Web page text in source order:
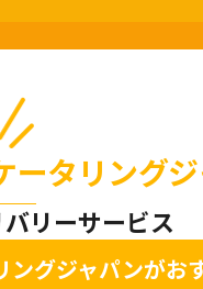
ータリング
リーサービス
ングジャパンがお